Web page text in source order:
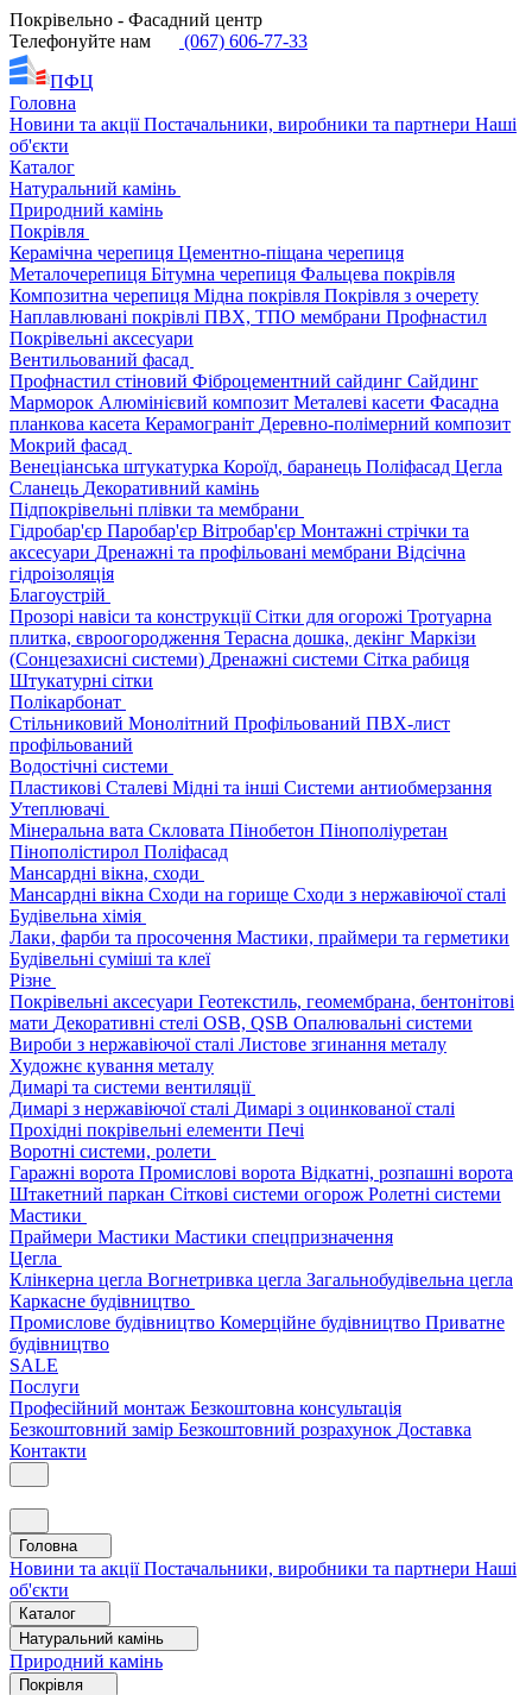
Покрівельно - Фасадний центр
Телефонуйте нам
(067) 606-77-33
ПФЦ
Головна
Новини та акціїПостачальники, виробники та партнери Наші
об'єкти
Каталог
Натуральний камінь
Природний камінь
Покрівля
Керамічна черепиця Цементно-піщана черепиця
Металочерепиця Бітумна черепиця Фальцева покрівля
Композитна черепиця Мідна покрівля Покрівля з очерету
Наплавлювані покрівлі ПВХ, ТПО мембрани Профнастил
Покрівельні аксесуари
Вентильований фасад
Профнастил стіновий Фіброцементний сайдинг Сайдинг
Марморок Алюмінієвий композит Металеві касети Фасадна
планкова касета Керамограніт Деревно-полімерний композит
Мокрий фасад
Венеціанська штукатурка Короїд, баранець Поліфасад Цегла
Сланець Декоративний камінь
Підпокрівельні плівки та мембрани
Гідробар'єр Паробар'єр Вітробар'єр Монтажні стрічки та
аксесуари Дренажні та профільовані мембрани Відсічна
гідроізоляція
Благоустрій
Прозорі навіси та конструкціїСітки для огорожі Тротуарна
плитка, євроогородження Терасна дошка, декінг Маркізи
(Сонцезахисні системи) Дренажні системи Сітка рабиця
Штукатурні сітки
Полікарбонат
Стільниковий Монолітний Профільований ПВХ-лист
профільований
Водостічні системи
Пластикові Сталеві Мідні та інші Системи антиобмерзання
Утеплювачі
Мінеральна вата Скловата Пінобетон Пінополіуретан
Пінополістирол Поліфасад
Мансардні вікна, сходи
Мансардні вікна Сходи на горище Сходи з нержавіючої сталі
Будівельна хімія
Лаки, фарби та просочення Мастики, праймери та герметики
Будівельні суміші та клеї
Різне
Покрівельні аксесуари Геотекстиль, геомембрана, бентонітові
мати Декоративні стелі OSB, QSB Опалювальні системи
Вироби з нержавіючої сталі Листове згинання металу
Художнє кування металу
Димарі та системи вентиляції
Димарі з нержавіючої сталі Димарі з оцинкованої сталі
Прохідні покрівельні елементи Печі
Воротні системи, ролети
Гаражні ворота Промислові ворота Відкатні, розпашні ворота
Штакетний паркан Сіткові системи огорож Ролетні системи
Мастики
Праймери Мастики Мастики спецпризначення
Цегла
Клінкерна цегла Вогнетривка цегла Загальнобудівельна цегла
Каркасне будівництво
Промислове будівництво Комерційне будівництво Приватне
будівництво
SALE
Послуги
Професійний монтаж Безкоштовна консультація
Безкоштовний замір Безкоштовний розрахунок Доставка
Контакти
Головна
Новини та акціїПостачальники, виробники та партнери Наші
об'єкти
Каталог
Натуральний камінь
Природний камінь
Покрівля